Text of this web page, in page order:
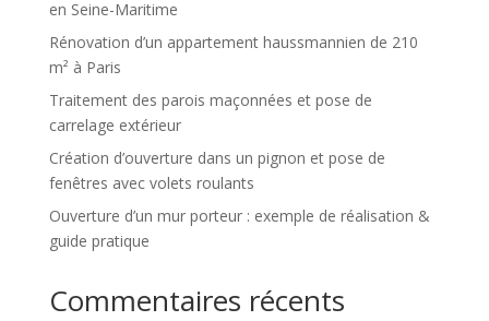
en Seine-Maritime
Rénovation d’un appartement haussmannien de 210
m² à Paris
Traitement des parois maçonnées et pose de
carrelage extérieur
Création d’ouverture dans un pignon et pose de
fenêtres avec volets roulants
Ouverture d’un mur porteur : exemple de réalisation &
guide pratique
Commentaires récents